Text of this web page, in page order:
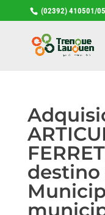
(02392) 410501/05
destino